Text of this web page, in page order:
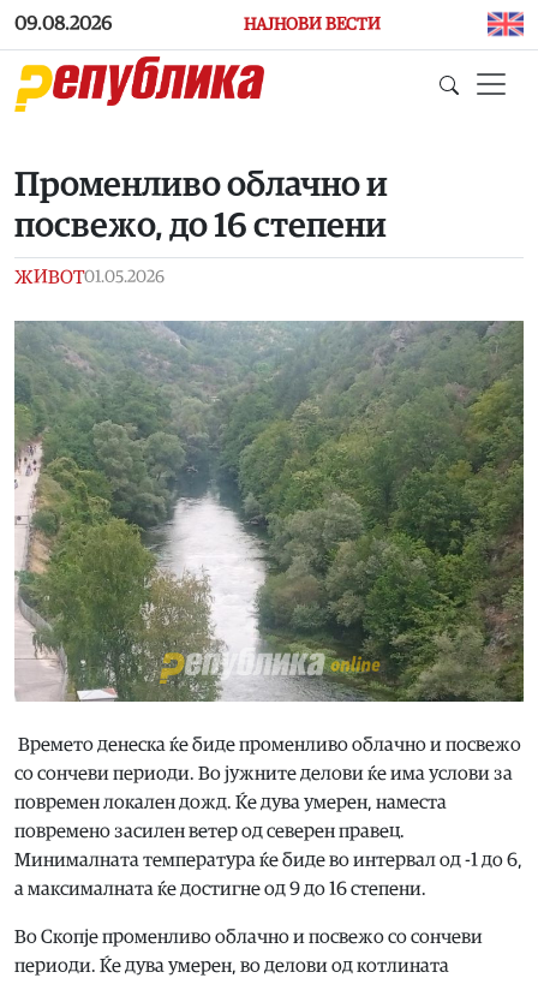
Skip to main content
09.08.2026 НАЈНОВИ ВЕСТИ
Променливо облачно и
посвежо, до 16 степени
ЖИВОТ01.05.2026
Времето денеска ќе биде променливо облачно и посвежо
со сончеви периоди. Во јужните делови ќе има услови за
повремен локален дожд. Ќе дува умерен, наместа
повремено засилен ветер од северен правец.
Минималната температура ќе биде во интервал од -1 до 6,
а максималната ќе достигне од 9 до 16 степени.
Во Скопје променливо облачно и посвежо со сончеви
периоди. Ќе дува умерен, во делови од котлината